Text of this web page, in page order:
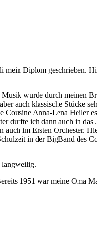
mein Diplom geschrieben.
wurde durch meinen
auch klassische Stücke
Anna-Lena Heiler
durfte ich dann auch in das
auch im Ersten Orchester.
in der BigBand des
langweilig.
1951 war meine Oma